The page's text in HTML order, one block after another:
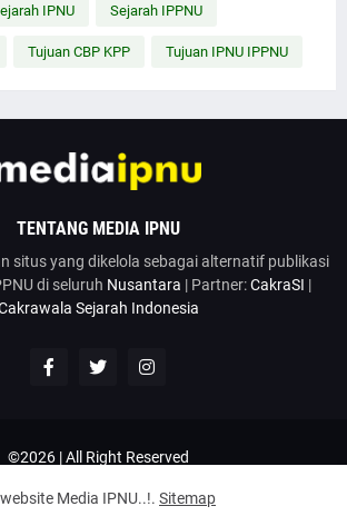
IPNU Sejarah IPPNU
Tujuan CBP KPP Tujuan IPNU IPPNU
TENTANG MEDIA IPNU
situs yang dikelola sebagai alternatif publikasi
di seluruh Nusantara | Partner:CakraSI |
Sejarah Indonesia
©2026 | All Right Reserved
Penulis Hubungi Kami
Kirim Artikel
Media IPNU..!. Sitemap